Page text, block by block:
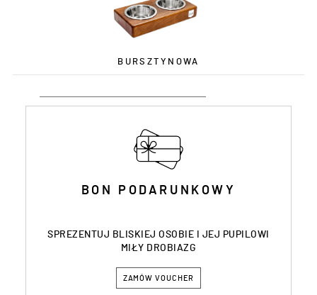
BURSZTYNOWA
BON PODARUNKOWY
SPREZENTUJ BLISKIEJ OSOBIE I JEJ PUPILOWI
MIŁY DROBIAZG
ZAMÓW VOUCHER